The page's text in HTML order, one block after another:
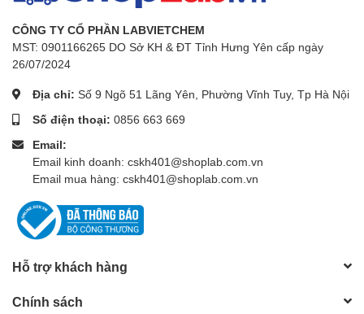
CÔNG TY CỔ PHẦN LABVIETCHEM
MST: 0901166265 DO Sở KH & ĐT Tỉnh Hưng Yên cấp ngày
26/07/2024
Địa chỉ: Số 9 Ngõ 51 Lãng Yên, Phường Vĩnh Tuy, Tp Hà Nội
Số điện thoại: 0856 663 669
Email:
Email kinh doanh: cskh401@shoplab.com.vn
Email mua hàng: cskh401@shoplab.com.vn
Hỗ trợ khách hàng
Chính sách